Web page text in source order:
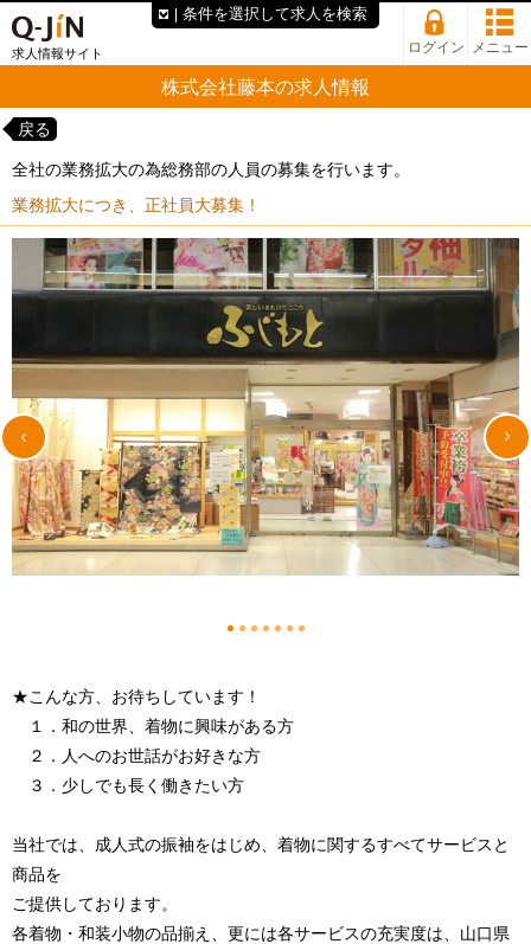
求人情報サイト ログイン メニュー
株式会社藤本の求人情報
戻る
全社の業務拡大の為総務部の人員の募集を行います。
業務拡大につき、正社員大募集！
1234567
★こんな方、お待ちしています！
１．和の世界、着物に興味がある方
２．人へのお世話がお好きな方
３．少しでも長く働きたい方
当社では、成人式の振袖をはじめ、着物に関するすべてサービスと
商品を
ご提供しております。
各着物・和装小物の品揃え、更には各サービスの充実度は、山口県
条件を選択して求人を検索